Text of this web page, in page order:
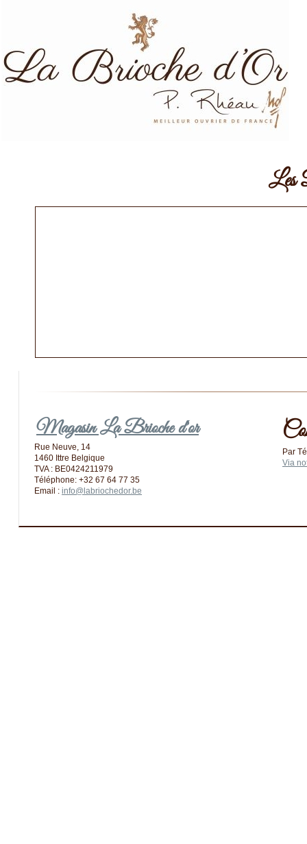
Les
Par
Via
Magasin La Brioche d'or
Rue Neuve, 14
1460 Ittre Belgique
TVA : BE0424211979
Téléphone: +32 67 64 77 35
Email : info@labriochedor.be